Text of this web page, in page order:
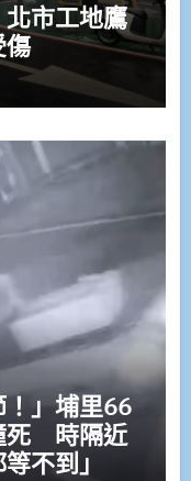
市工地鷹
傷
」埔里66
死 時隔近
不到」